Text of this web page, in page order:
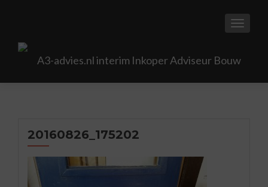
20160826_175202